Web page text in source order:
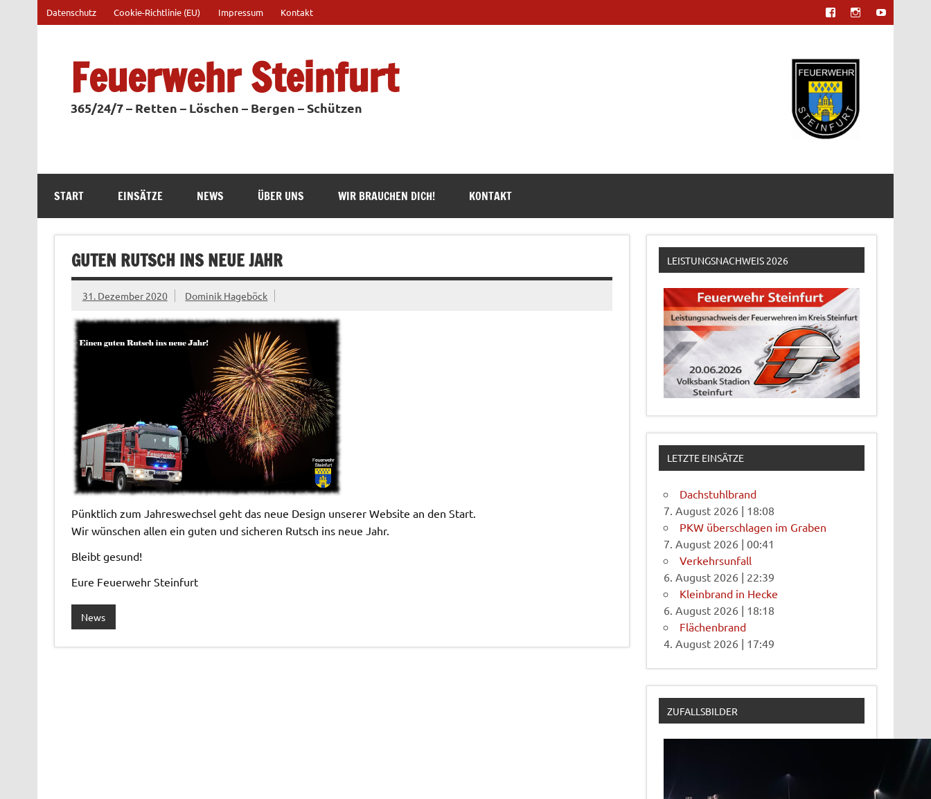
springen
Datenschutz Cookie-Richtlinie (EU) Impressum Kontakt
Feuerwehr Steinfurt
365/24/7 – Retten – Löschen – Bergen – Schützen
START EINSÄTZE NEWS ÜBER UNS WIR BRAUCHEN DICH! KONTAKT
GUTEN RUTSCH INS NEUE JAHR
31. Dezember 2020 Dominik Hageböck
Pünktlich zum Jahreswechsel geht das neue Design unserer Website an den Start.
Wir wünschen allen ein guten und sicheren Rutsch ins neue Jahr.
Bleibt gesund!
Eure Feuerwehr Steinfurt
News
LEISTUNGSNACHWEIS 2026
LETZTE EINSÄTZE
Dachstuhlbrand
7. August 2026 | 18:08
PKW überschlagen im Graben
7. August 2026 |00:41
Verkehrsunfall
6. August 2026 | 22:39
Kleinbrand in Hecke
6. August 2026 | 18:18
Flächenbrand
4. August 2026 | 17:49
ZUFALLSBILDER